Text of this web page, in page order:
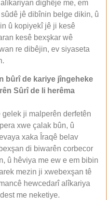
dighêje me, em
jê dibînin belge dikin, û
û kopiyekî jê ji kesê
kesê bexşkar wê
re dibêjin, ev siyaseta
bûrî de kariye jîngeheke
Sûrî de li herêma
ji malperên derfetên
xwe çalak bûn, û
xaka Îraqê belav
di biwarên corbecor
û hêviya me ew e em bibin
mezin ji xwebexşan tê
hewcedarî alîkariya
me neketiye.